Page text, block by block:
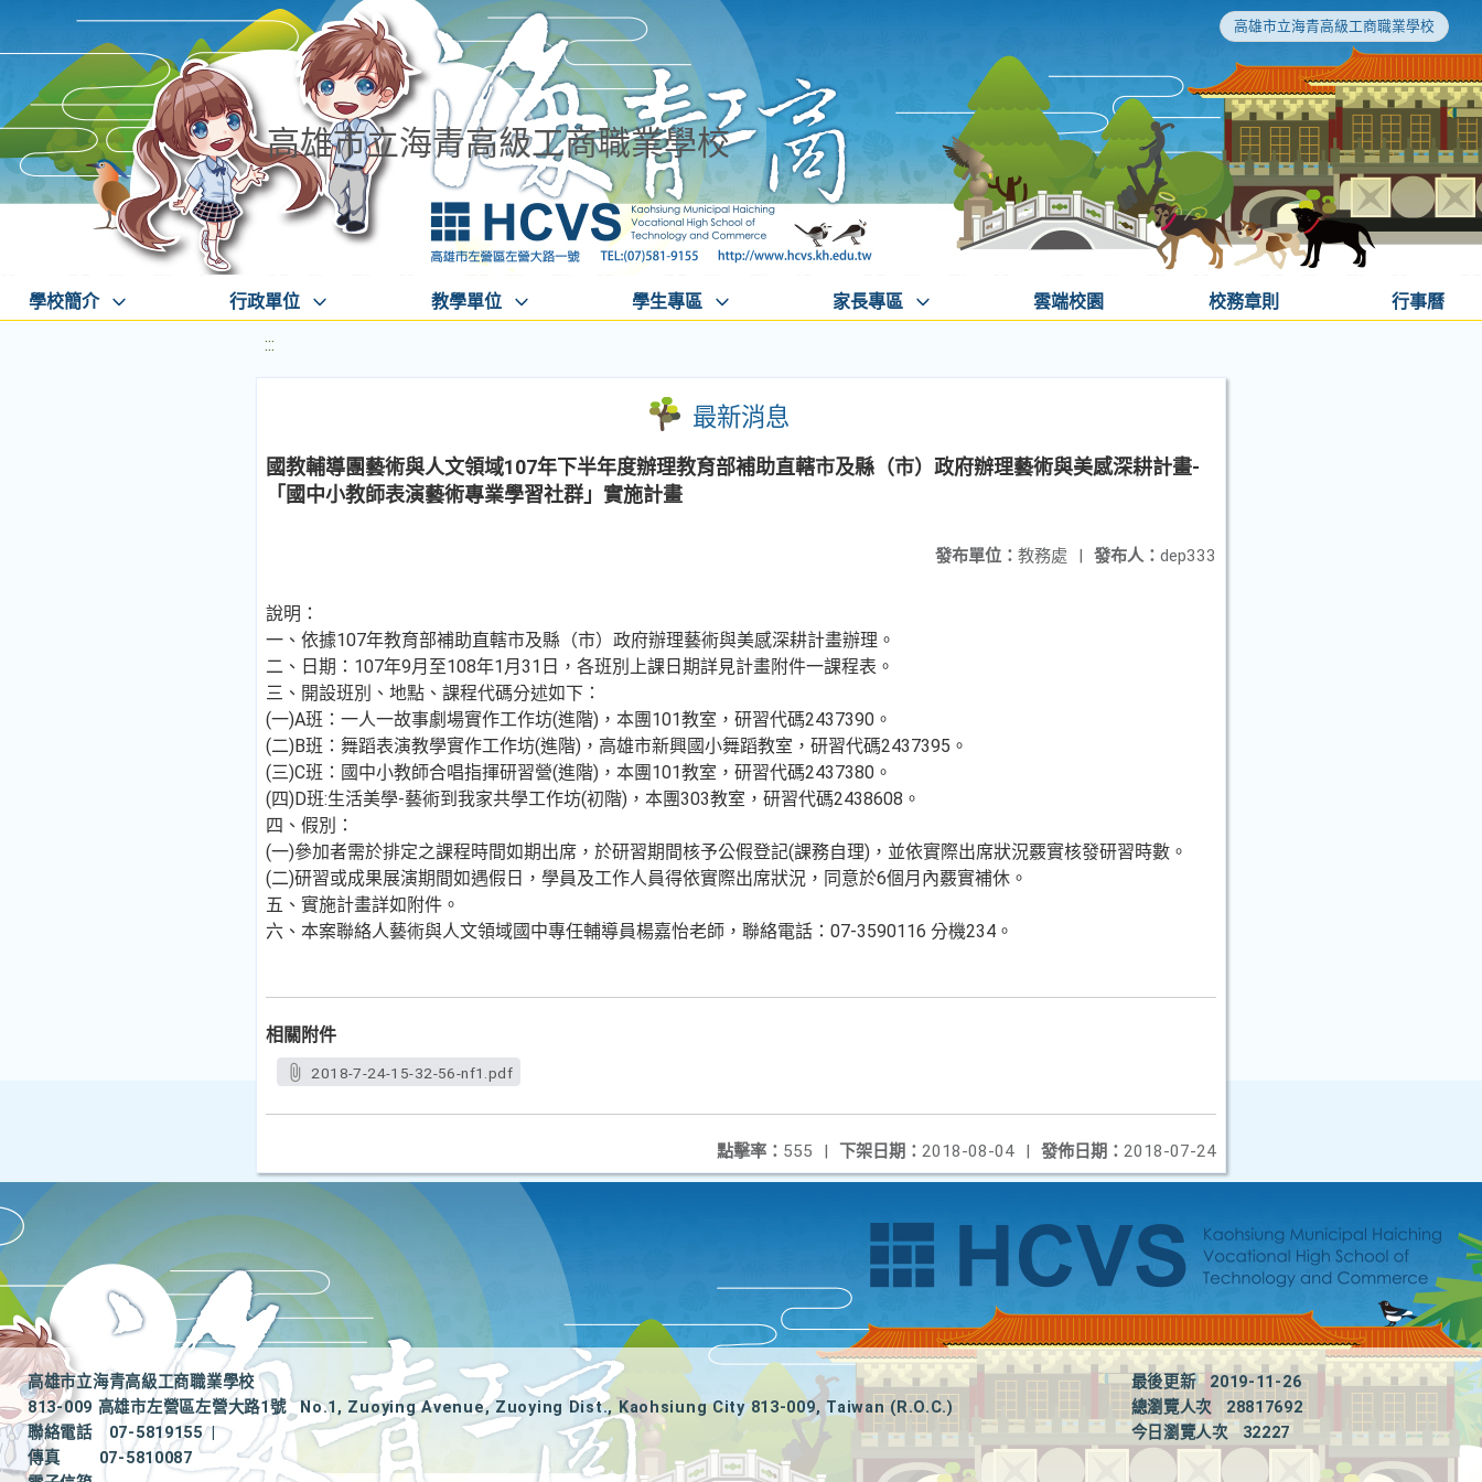
高雄市立海青高級工商職業學校
高雄市立海青高級工商職業學校
學校簡介 行政單位 教學單位 學生專區 家長專區 雲端校園 校務章則 行事曆
:::
最新消息
國教輔導團藝術與人文領域107年下半年度辦理教育部補助直轄市及縣（市）政府辦理藝術與美感深耕計畫-
「國中小教師表演藝術專業學習社群」實施計畫
發布人： dep333
發布單位： 教務處 |
說明：
一、依據107年教育部補助直轄市及縣（市）政府辦理藝術與美感深耕計畫辦理。
二、日期：107年9月至108年1月31日，各班別上課日期詳見計畫附件一課程表。
三、開設班別、地點、課程代碼分述如下：
(一)A班：一人一故事劇場實作工作坊(進階)，本團101教室，研習代碼2437390。
(二)B班：舞蹈表演教學實作工作坊(進階)，高雄市新興國小舞蹈教室，研習代碼2437395。
(三)C班：國中小教師合唱指揮研習營(進階)，本團101教室，研習代碼2437380。
(四)D班:生活美學-藝術到我家共學工作坊(初階)，本團303教室，研習代碼2438608。
四、假別：
(一)參加者需於排定之課程時間如期出席，於研習期間核予公假登記(課務自理)，並依實際出席狀況覈實核發研習時數。
(二)研習或成果展演期間如遇假日，學員及工作人員得依實際出席狀況，同意於6個月內覈實補休。
五、實施計畫詳如附件。
六、本案聯絡人藝術與人文領域國中專任輔導員楊嘉怡老師，聯絡電話：07-3590116 分機234。
相關附件
2018-7-24-15-32-56-nf1.pdf
發佈日期： 2018-07-24
下架日期： 2018-08-04 |
點擊率： 555 |
高雄市立海青高級工商職業學校
813-009 高雄市左營區左營大路1號
No.1, Zuoying Avenue, Zuoying Dist., Kaohsiung City 813-009, Taiwan (R.O.C.)
聯絡電話
07-5819155
|
傳真
07-5810087
最後更新
2019-11-26
總瀏覽人次
28817692
今日瀏覽人次
32227